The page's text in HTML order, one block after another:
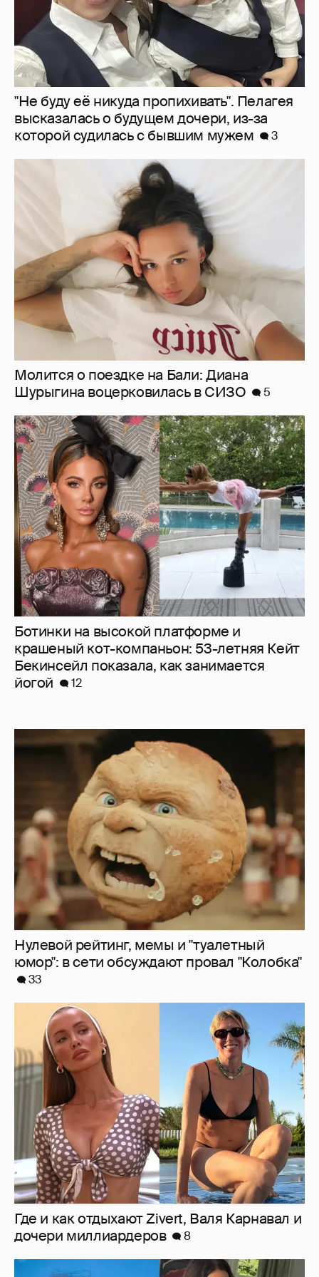
"Не буду её никуда пропихивать". Пелагея
высказалась о будущем дочери, из-за
которой судилась с бывшим мужем
3
Молится о поездке на Бали: Диана
Шурыгина воцерковилась в СИЗО
5
Ботинки на высокой платформе и
крашеный кот-компаньон: 53-летняя Кейт
Бекинсейл показала, как занимается
йогой
12
Нулевой рейтинг, мемы и "туалетный
юмор": в сети обсуждают провал "Колобка"
33
Где и как отдыхают Zivert, Валя Карнавал и
дочери миллиардеров
8